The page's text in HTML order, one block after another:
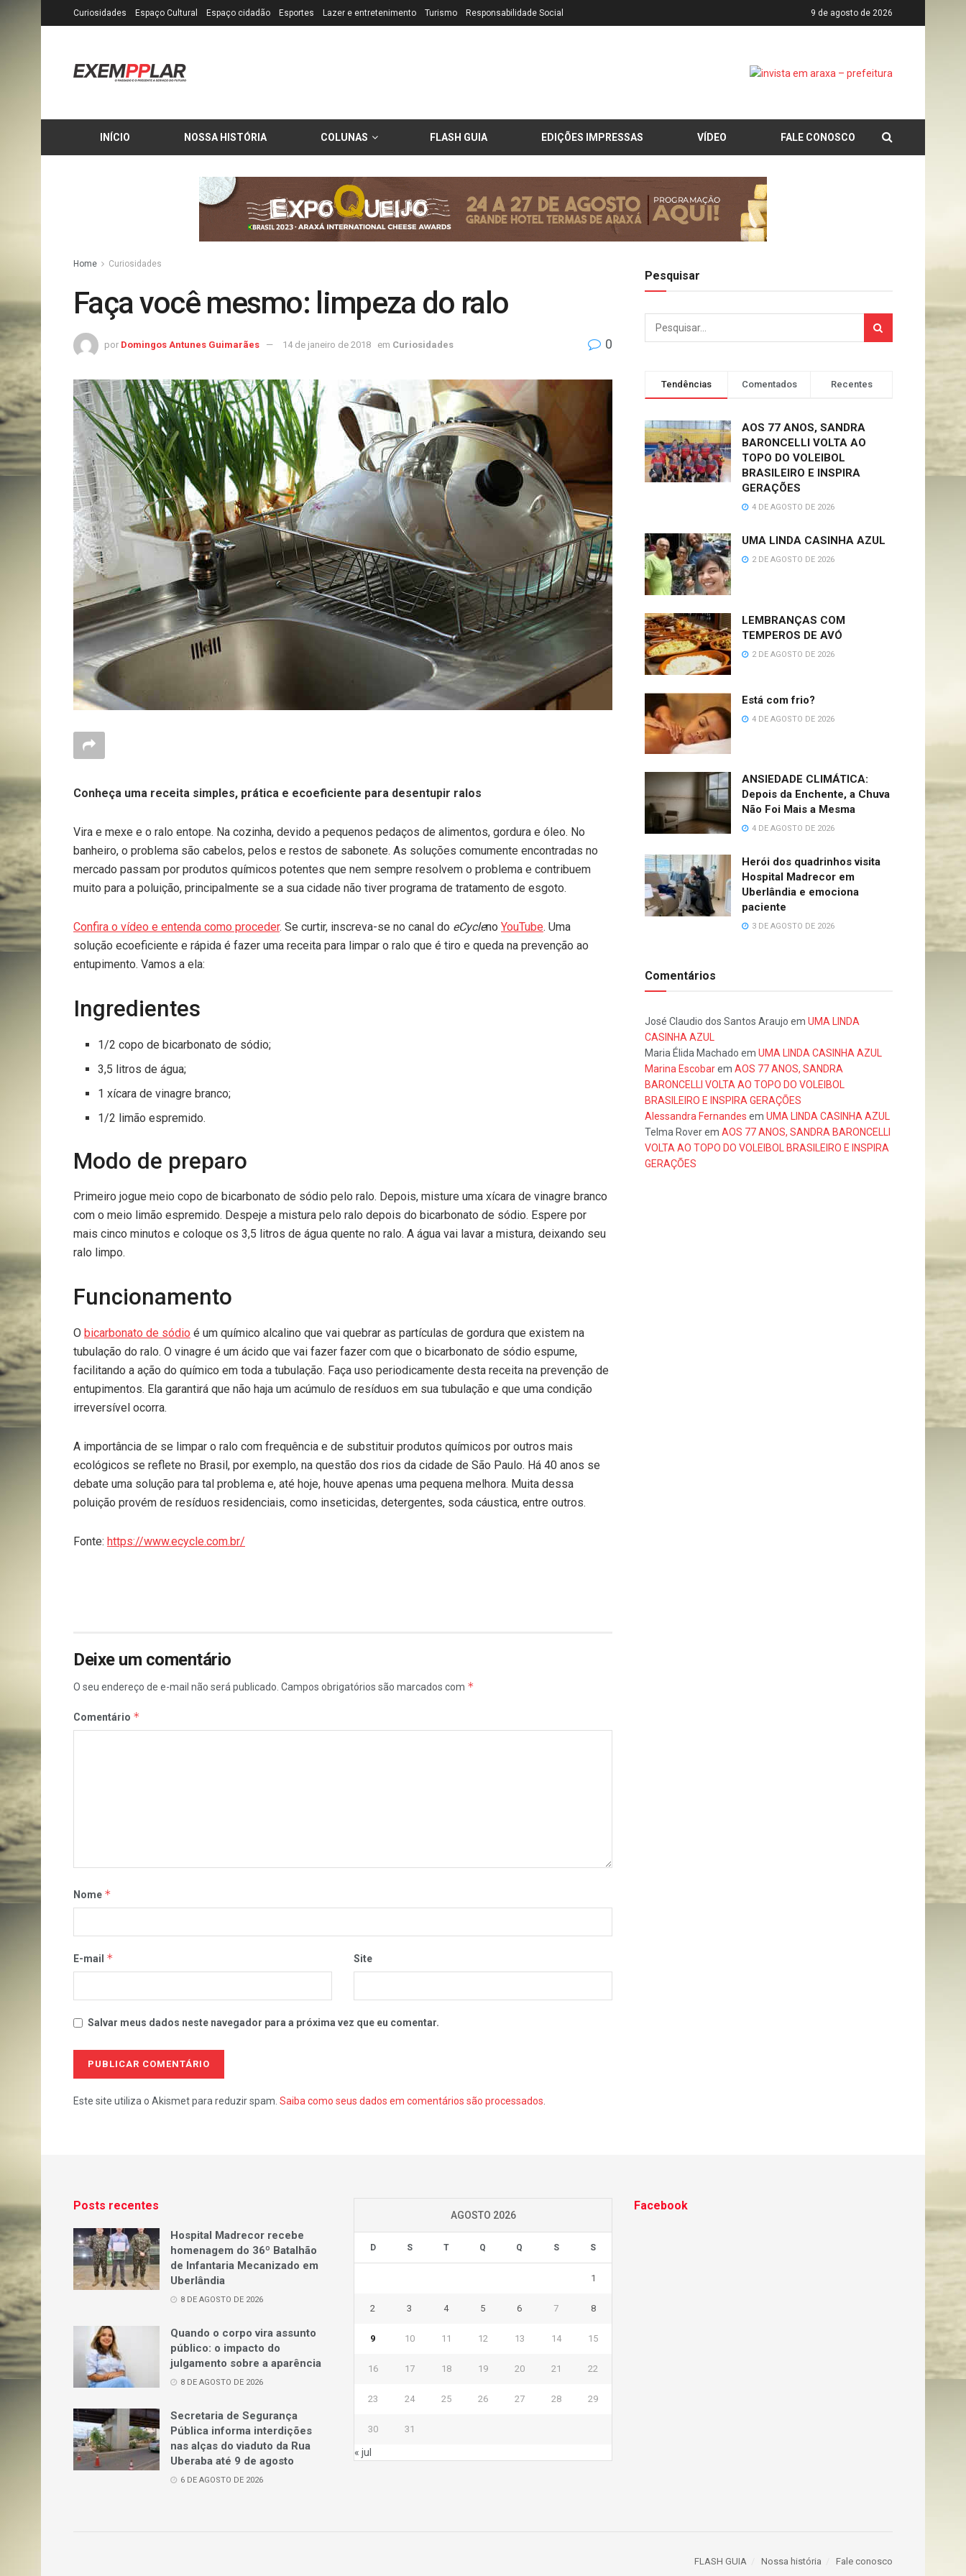
Curiosidades Espaço Cultural Espaço cidadão Esportes Lazer e entretenimento Turismo Responsabilidade Social 9 de agosto de 2026
INÍCIO NOSSA HISTÓRIA COLUNAS FLASH GUIA EDIÇÕES IMPRESSAS VÍDEO FALE CONOSCO
Home Curiosidades
Faça você mesmo: limpeza do ralo
por Domingos Antunes Guimarães 14 de janeiro de 2018 em Curiosidades 0
Conheça uma receita simples, prática e ecoeficiente para desentupir ralos
Vira e mexe e o ralo entope. Na cozinha, devido a pequenos pedaços de alimentos, gordura e óleo. No
banheiro, o problema são cabelos, pelos e restos de sabonete. As soluções comumente encontradas no
mercado passam por produtos químicos potentes que nem sempre resolvem o problema e contribuem
muito para a poluição, principalmente se a sua cidade não tiver programa de tratamento de esgoto.
Confira o vídeo e entenda como proceder. Se curtir, inscreva-se no canal do eCycleno YouTube. Uma
solução ecoeficiente e rápida é fazer uma receita para limpar o ralo que é tiro e queda na prevenção ao
entupimento. Vamos a ela:
Ingredientes
1/2 copo de bicarbonato de sódio;
3,5 litros de água;
1 xícara de vinagre branco;
1/2 limão espremido.
Modo de preparo
Primeiro jogue meio copo de bicarbonato de sódio pelo ralo. Depois, misture uma xícara de vinagre branco
com o meio limão espremido. Despeje a mistura pelo ralo depois do bicarbonato de sódio. Espere por
mais cinco minutos e coloque os 3,5 litros de água quente no ralo. A água vai lavar a mistura, deixando seu
ralo limpo.
Funcionamento
O bicarbonato de sódio é um químico alcalino que vai quebrar as partículas de gordura que existem na
tubulação do ralo. O vinagre é um ácido que vai fazer fazer com que o bicarbonato de sódio espume,
facilitando a ação do químico em toda a tubulação. Faça uso periodicamente desta receita na prevenção de
entupimentos. Ela garantirá que não haja um acúmulo de resíduos em sua tubulação e que uma condição
irreversível ocorra.
A importância de se limpar o ralo com frequência e de substituir produtos químicos por outros mais
ecológicos se reflete no Brasil, por exemplo, na questão dos rios da cidade de São Paulo. Há 40 anos se
debate uma solução para tal problema e, até hoje, houve apenas uma pequena melhora. Muita dessa
poluição provém de resíduos residenciais, como inseticidas, detergentes, soda cáustica, entre outros.
Fonte: https://www.ecycle.com.br/
Deixe um comentário
O seu endereço de e-mail não será publicado. Campos obrigatórios são marcados com *
Comentário *
Nome *
E-mail * Site
Salvar meus dados neste navegador para a próxima vez que eu comentar.
Este site utiliza o Akismet para reduzir spam. Saiba como seus dados em comentários são processados
Pesquisar
Tendências Comentados Recentes
AOS 77 ANOS, SANDRA
BARONCELLI VOLTA AO
TOPO DO VOLEIBOL
BRASILEIRO E INSPIRA
GERAÇÕES
4 DE AGOSTO DE 2026
UMA LINDA CASINHA AZUL
2 DE AGOSTO DE 2026
LEMBRANÇAS COM
TEMPEROS DE AVÓ
2 DE AGOSTO DE 2026
Está com frio?
4 DE AGOSTO DE 2026
ANSIEDADE CLIMÁTICA:
Depois da Enchente, a Chuva
Não Foi Mais a Mesma
4 DE AGOSTO DE 2026
Herói dos quadrinhos visita
Hospital Madrecor em
Uberlândia e emociona
paciente
3 DE AGOSTO DE 2026
Comentários
José Claudio dos Santos Araujo em UMA LINDA
CASINHA AZUL
Maria Élida Machado em UMA LINDA CASINHA AZUL
Marina Escobarem AOS 77 ANOS, SANDRA
BARONCELLI VOLTA AO TOPO DO VOLEIBOL
BRASILEIRO E INSPIRA GERAÇÕES
Alessandra Fernandes em UMA LINDA CASINHA AZUL
Telma Roverem AOS 77 ANOS, SANDRA BARONCELLI
VOLTA AO TOPO DO VOLEIBOL BRASILEIRO E INSPIRA
GERAÇÕES
Posts recentes
Hospital Madrecor recebe
homenagem do 36º Batalhão
de Infantaria Mecanizado em
Uberlândia
8 DE AGOSTO DE 2026
Quando o corpo vira assunto
público: o impacto do
julgamento sobre a aparência
8 DE AGOSTO DE 2026
Secretaria de Segurança
Pública informa interdições
nas alças do viaduto da Rua
Uberaba até 9 de agosto
6 DE AGOSTO DE 2026
AGOSTO 2026
D S T Q Q S S
1
2 3 4 5 6 7 8
9 10 11 12 13 14 15
16 17 18 19 20 21 22
23 24 25 26 27 28 29
30 31
« jul
Facebook
FLASH GUIA Nossa história Fale conosco